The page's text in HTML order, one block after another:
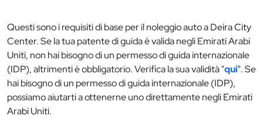
Questi sono i requisiti di base per il noleggio auto a Deira City
Center. Se la tua patente di guida è valida negli Emirati Arabi
Uniti, non hai bisogno di un permesso di guida internazionale
(IDP), altrimenti è obbligatorio. Verifica la sua validità "qui". Se
hai bisogno di un permesso di guida internazionale (IDP),
possiamo aiutarti a ottenerne uno direttamente negli Emirati
Arabi Uniti.